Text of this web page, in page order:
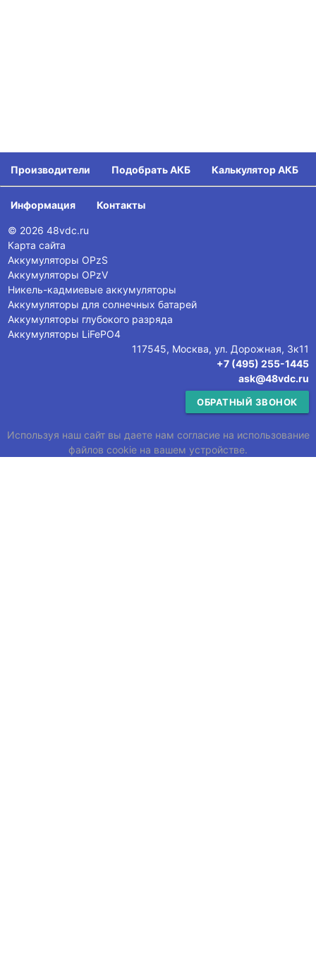
Производители Подобрать АКБ Калькулятор АКБ
Информация Контакты
© 2026 48vdc.ru
Карта сайта
Аккумуляторы OPzS
Аккумуляторы OPzV
Никель-кадмиевые аккумуляторы
Аккумуляторы для солнечных батарей
Аккумуляторы глубокого разряда
Аккумуляторы LiFePO4
117545, Москва, ул. Дорожная, 3к11
+7 (495) 255-1445
ask@48vdc.ru
ОБРАТНЫЙ ЗВОНОК
Используя наш сайт вы даете нам согласие на использование
файлов cookie на вашем устройстве.